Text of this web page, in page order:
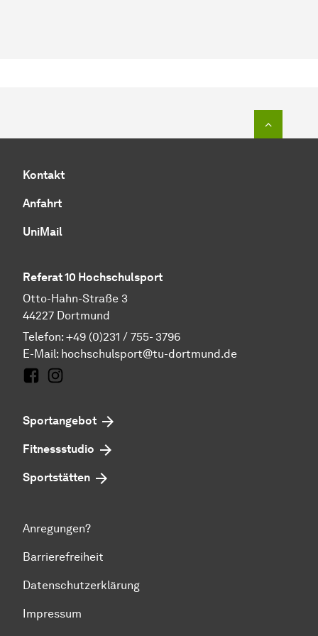
Kontakt
Anfahrt
UniMail
Referat 10 Hochschulsport
Otto-Hahn-Straße 3
44227 Dortmund
Telefon: +49 (0)231 / 755- 3796
E-Mail: hochschulsport@tu-dortmund.de
Sportangebot
Fitnessstudio
Sportstätten
Anregungen?
Barrierefreiheit
Datenschutzerklärung
Impressum